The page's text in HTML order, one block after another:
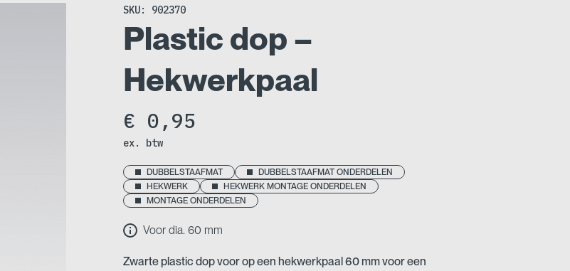
SKU: 902370
Plastic dop –
Hekwerkpaal
€ 0,95
ex. btw
DUBBELSTAAFMAT
DUBBELSTAAFMAT ONDERDELEN
HEKWERK
HEKWERK MONTAGE ONDERDELEN
MONTAGE ONDERDELEN
Voor dia. 60 mm
Zwarte plastic dop voor op een hekwerkpaal 60 mm voor een